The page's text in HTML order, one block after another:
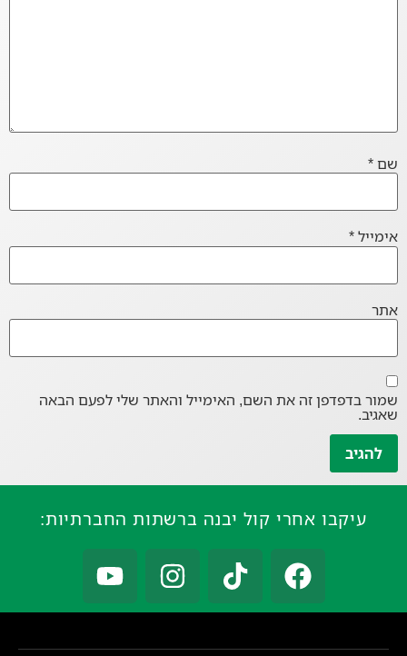
שם*
אימייל*
אתר
שמור בדפדפן זה את השם, האימייל והאתר שלי לפעם הבאה
שאגיב.
עיקבו אחרי קול יבנה ברשתות החברתיות: